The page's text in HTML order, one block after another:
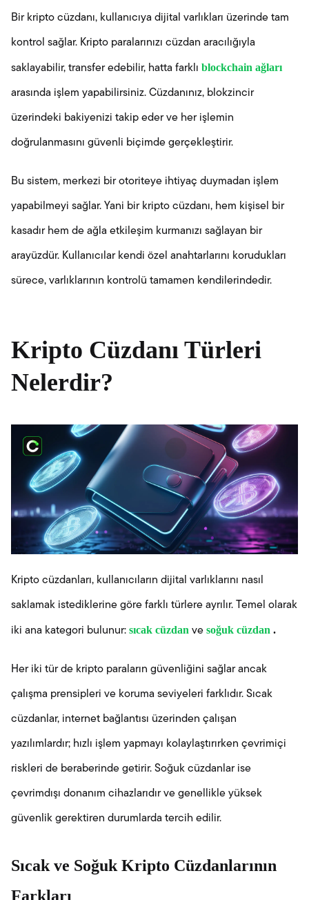
Bir kripto cüzdanı, kullanıcıya dijital varlıkları üzerinde tam
kontrol sağlar. Kripto paralarınızı cüzdan aracılığıyla
saklayabilir, transfer edebilir, hatta farklı blockchain ağları
arasında işlem yapabilirsiniz. Cüzdanınız, blokzincir
üzerindeki bakiyenizi takip eder ve her işlemin
doğrulanmasını güvenli biçimde gerçekleştirir.
Bu sistem, merkezi bir otoriteye ihtiyaç duymadan işlem
yapabilmeyi sağlar. Yani bir kripto cüzdanı, hem kişisel bir
kasadır hem de ağla etkileşim kurmanızı sağlayan bir
arayüzdür. Kullanıcılar kendi özel anahtarlarını korudukları
sürece, varlıklarının kontrolü tamamen kendilerindedir.
Kripto Cüzdanı Türleri
Nelerdir?
Kripto cüzdanları, kullanıcıların dijital varlıklarını nasıl
saklamak istediklerine göre farklı türlere ayrılır. Temel olarak
iki ana kategori bulunur: sıcak cüzdan ve soğuk cüzdan .
Her iki tür de kripto paraların güvenliğini sağlar ancak
çalışma prensipleri ve koruma seviyeleri farklıdır. Sıcak
cüzdanlar, internet bağlantısı üzerinden çalışan
yazılımlardır; hızlı işlem yapmayı kolaylaştırırken çevrimiçi
riskleri de beraberinde getirir. Soğuk cüzdanlar ise
çevrimdışı donanım cihazlarıdır ve genellikle yüksek
güvenlik gerektiren durumlarda tercih edilir.
Sıcak ve Soğuk Kripto Cüzdanlarının
Farkları